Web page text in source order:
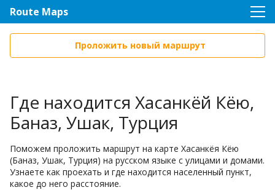
Route Maps
Проложить новый маршрут
Где находится Хасанкёй Кёю,
Баназ, Ушак, Турция
Поможем проложить маршрут на карте Хасанкёя Кёю
(Баназ, Ушак, Турция) на русском языке с улицами и домами.
Узнаете как проехать и где находится населенный пункт,
какое до него расстояние.